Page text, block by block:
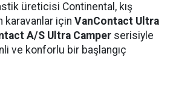
üreticisi Continental, kış
karavanlar için VanContact Ultra
A/S Ultra Camper serisiyle
ve konforlu bir başlangıç